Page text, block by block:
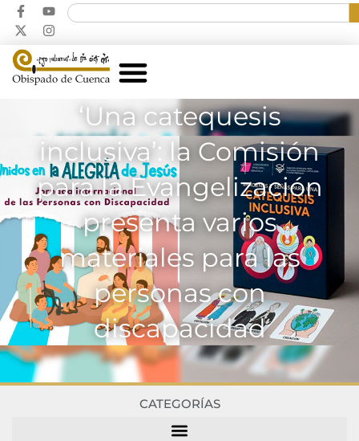
‘Una catequesis
inclusiva’: la Comisión
para la Evangelización
presenta varios
materiales para las
personas con
discapacidad
CATEGORÍAS